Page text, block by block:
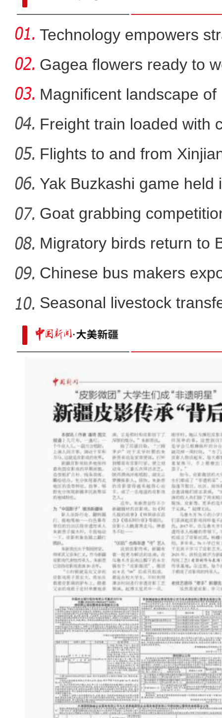
第三次新疆科考：阿尔金
PVC板上的中
Technology empowers
Xi
Gagea flowers ready to
Nal
Magnificent landscape
La
Freight train loaded with
Flights to and from
Yak Buzkashi game held
Goat grabbing
Migratory birds return to
Chinese bus makers
energy ve
Seasonal livestock